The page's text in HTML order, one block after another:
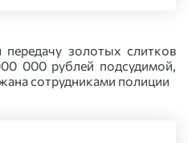
золотых слитков
000 рублей подсудимой,
сотрудниками полиции